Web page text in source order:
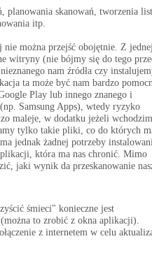
planowania skanowań, tworzenia
itp.
można przejść obojętnie. Z
witryny (nie bójmy się do tego
nam źródła czy
ta może być nam bardzo
Play lub innego znanego i
Samsung Apps), wtedy ryzyko
maleje, w dodatku jeżeli
tylko takie pliki, co do których
jednak żadnej potrzeby
która ma nas chronić. Mimo
jaki wynik da przeskanowanie
śmieci" konieczne jest
(można to zrobić z okna aplikacji).
z internetem w celu